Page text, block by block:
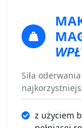
Siła
z użyciem